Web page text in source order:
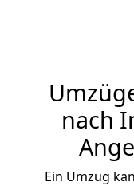
nach
Ein Umzug